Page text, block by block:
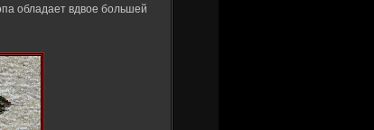
обладает вдвое большей